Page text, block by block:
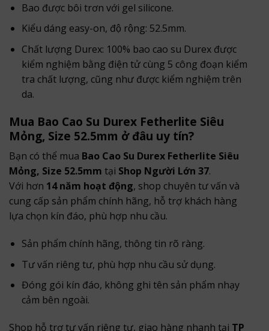
Bao được bôi trơn với gel silicone.
Kiểu dáng easy-on, độ rộng: 52.5mm.
Chất lượng Durex: 100% bao cao su Durex được
kiểm nghiệm bằng điện tử cùng 5 công đoạn kiểm
tra chất lượng, cũng như được kiểm nghiệm trên
da.
Mua Bao Cao Su Durex Fetherlite Siêu
Mỏng, Size 52.5mm ở đâu uy tín?
Bạn có thể mua Bao Cao Su Durex Fetherlite Siêu
Mỏng, Size 52.5mm tại Shop Người Lớn 37.
Với hơn 14 năm hoạt động, shop chuyên tư vấn và
cung cấp sản phẩm chính hãng, hỗ trợ khách hàng
lựa chọn kín đáo, phù hợp nhu cầu.
Sản phẩm chính hãng, thông tin rõ ràng.
Tư vấn riêng tư, phù hợp nhu cầu sử dụng.
Đóng gói kín đáo, không ghi tên sản phẩm nhạy
cảm bên ngoài.
Shop hỗ trợ tư vấn riêng tư, giao hàng nhanh tại TP